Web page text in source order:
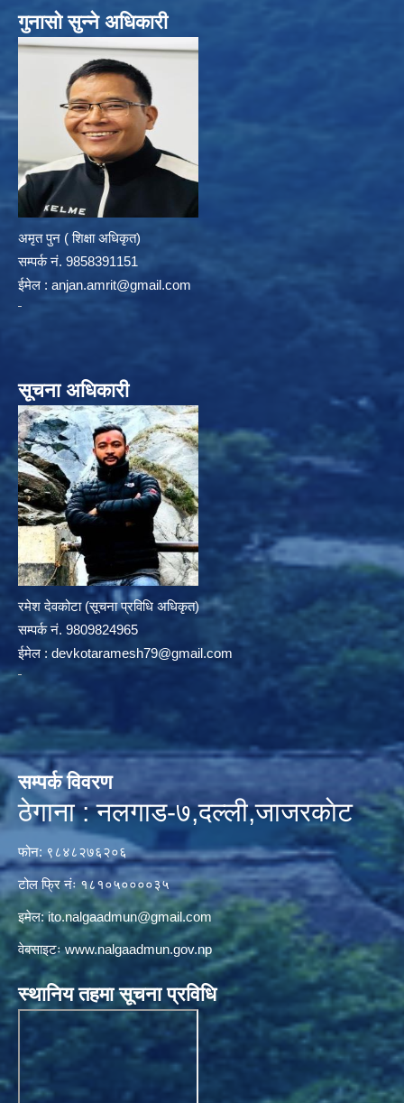
गुनासो सुन्ने अधिकारी
अमृत पुन ( शिक्षा अधिकृत)
सम्पर्क न‌ं. 9858391151
ईमेल : anjan.amrit@gmail.com
सूचना अधिकारी
रमेश देवकोटा (सूचना प्रविधि अधिकृत)
सम्पर्क न‌ं. 9809824965
ईमेल : devkotaramesh79@gmail.com
सम्पर्क विवरण
ठेगाना : नलगाड-७,दल्ली,जाजरकाेट
फोन: ९८४८२७६२०६
टोल फ्रि नंः १८१०५००००३५
इमेल:ito.nalgaadmun@gmail.com
वेबसाइटःwww.nalgaadmun.gov.np
स्थानिय तहमा सूचना प्रविधि